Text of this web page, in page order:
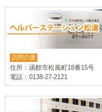
訪問介護
住所：函館市松風町18番15号
電話：0138-27-2121